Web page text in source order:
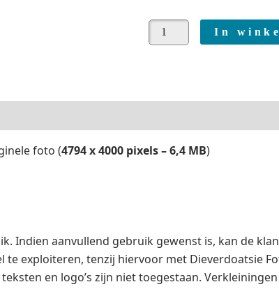
In
foto (4794 x 4000 pixels – 6,4 MB)
Indien aanvullend gebruik gewenst is, kan de
exploiteren, tenzij hiervoor met Dieverdoatsie
en logo’s zijn niet toegestaan.